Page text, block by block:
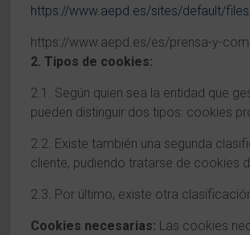
https://www.aepd.es/sites/default/
https://www.aepd.es/es/prensa-y-
2. Tipos de cookies:
2.1. Según quien sea la entidad que
pueden distinguir dos tipos: cookies
2.2. Existe también una segunda
cliente, pudiendo tratarse de cookies
2.3. Por último, existe otra
Cookies necesarias: Las cookies